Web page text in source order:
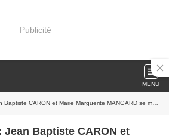
Publicité
MENU
CARON et Marie Marguerite MANGARD se marient à Beussent...
Jean Baptiste CARON et